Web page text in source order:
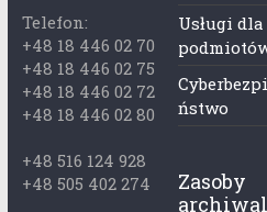
Telefon:
+48 18 446 02 70
+48 18 446 02 75
+48 18 446 02 72
+48 18 446 02 80
+48 516 124 928
+48 505 402 274
Usługi dla
ństwo
Zasoby